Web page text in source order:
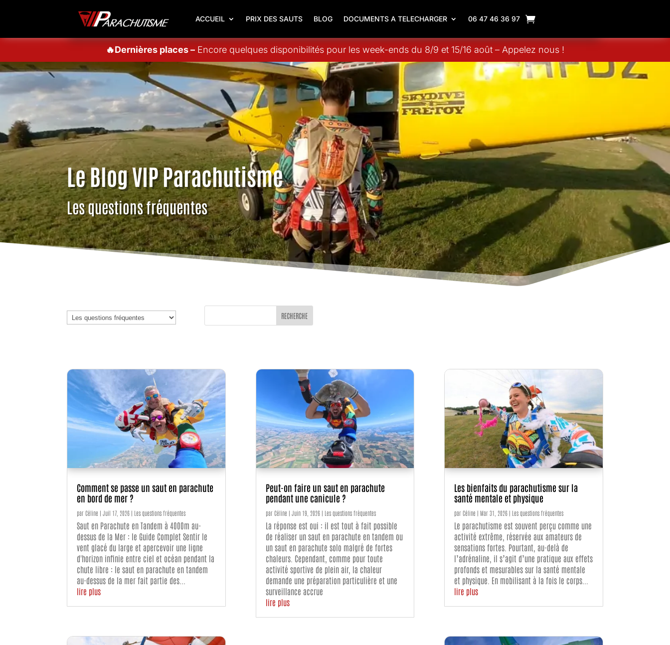
ACCUEIL PRIX DES SAUTS BLOG DOCUMENTS A TELECHARGER 06 47 46 36 97
🔥Dernières places – Encore quelques disponibilités pour les week-ends du 8/9 et 15/16 août – Appelez nous !
Le Blog VIP Parachutisme
Les questions fréquentes
Catégories RECHERCHE
Comment se passe un saut en parachute
en bord de mer ?
parCéline |Juil 17, 2026 | Les questions fréquentes
Saut en Parachute en Tandem à 4000m au-
dessus de la Mer : le Guide Complet Sentir le
vent glacé du large et apercevoir une ligne
d'horizon infinie entre ciel et océan pendant la
chute libre : le saut en parachute en tandem
au-dessus de la mer fait partie des...
lire plus
Peut-on faire un saut en parachute
pendant une canicule ?
parCéline | Juin 19, 2026| Les questions fréquentes
La réponse est oui : il est tout à fait possible
de réaliser un saut en parachute en tandem ou
un saut en parachute solo malgré de fortes
chaleurs. Cependant, comme pour toute
activité sportive de plein air, la chaleur
demande une préparation particulière et une
surveillance accrue
lire plus
Les bienfaits du parachutisme sur la
santé mentale et physique
parCéline | Mar 31, 2026| Les questions fréquentes
Le parachutisme est souvent perçu comme une
activité extrême, réservée aux amateurs de
sensations fortes. Pourtant, au-delà de
l’adrénaline, il s’agit d’une pratique aux effets
profonds et mesurables sur la santé mentale
et physique. En mobilisant à la fois le corps...
lire plus